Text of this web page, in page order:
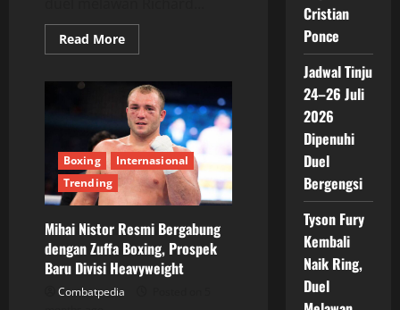
Read MoreRead
more
Frank
Sanchez
Paksa
Duel
Lawan
Richard
Torrez
Jr
Ditunda
Boxing
Internasional
Trending
Mihai Nistor Resmi Bergabung
dengan Zuffa Boxing, Prospek
Baru Divisi Heavyweight
Combatpedia
Cristian
Ponce
Jadwal Tinju
24–26 Juli
2026
Dipenuhi
Duel
Bergengsi
Tyson Fury
Kembali
Naik Ring,
Duel